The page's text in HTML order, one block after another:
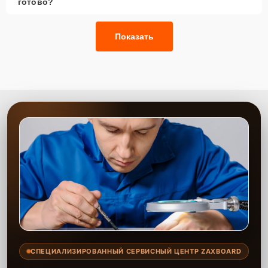
качественного аналога брендовой детали.
высококачественные запчасти, будь это 100% оригинал, или
надежные аналоги проверенных и зарекомендовавших себя
Позвонить по телефону горячей линии или
запросить обратный звонок через Форму заявки
для быстрого уточнения деталей.
Привезти устройство в ближайший центр или
передать аппарат курьеру службы доставки,
дождаться результатов диагностики и принять
решение.
Дождаться оповещения о готовности и забрать
устройство самостоятельно или воспользоваться
курьерской доставкой.
Показать
СПЕЦИАЛИЗИРОВАННЫЙ СЕРВИСНЫЙ ЦЕНТР ZAXBOARD